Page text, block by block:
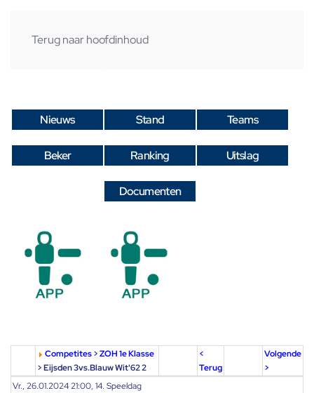
Terug naar hoofdinhoud
Nieuws Stand Teams
Beker Ranking Uitslag
Documenten
Competites>ZOH 1e Klasse
> Eijsden 3vs.Blauw Wit'62 2
<
Terug
Volgende
>
Vr., 26.01.2024 21:00, 14. Speeldag